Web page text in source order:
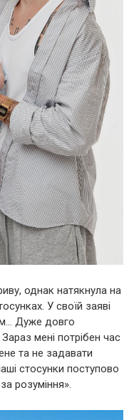
однак натякнула на
У своїй заяві
Дуже довго
мені потрібен час
та не задавати
стосунки поступово
розуміння».